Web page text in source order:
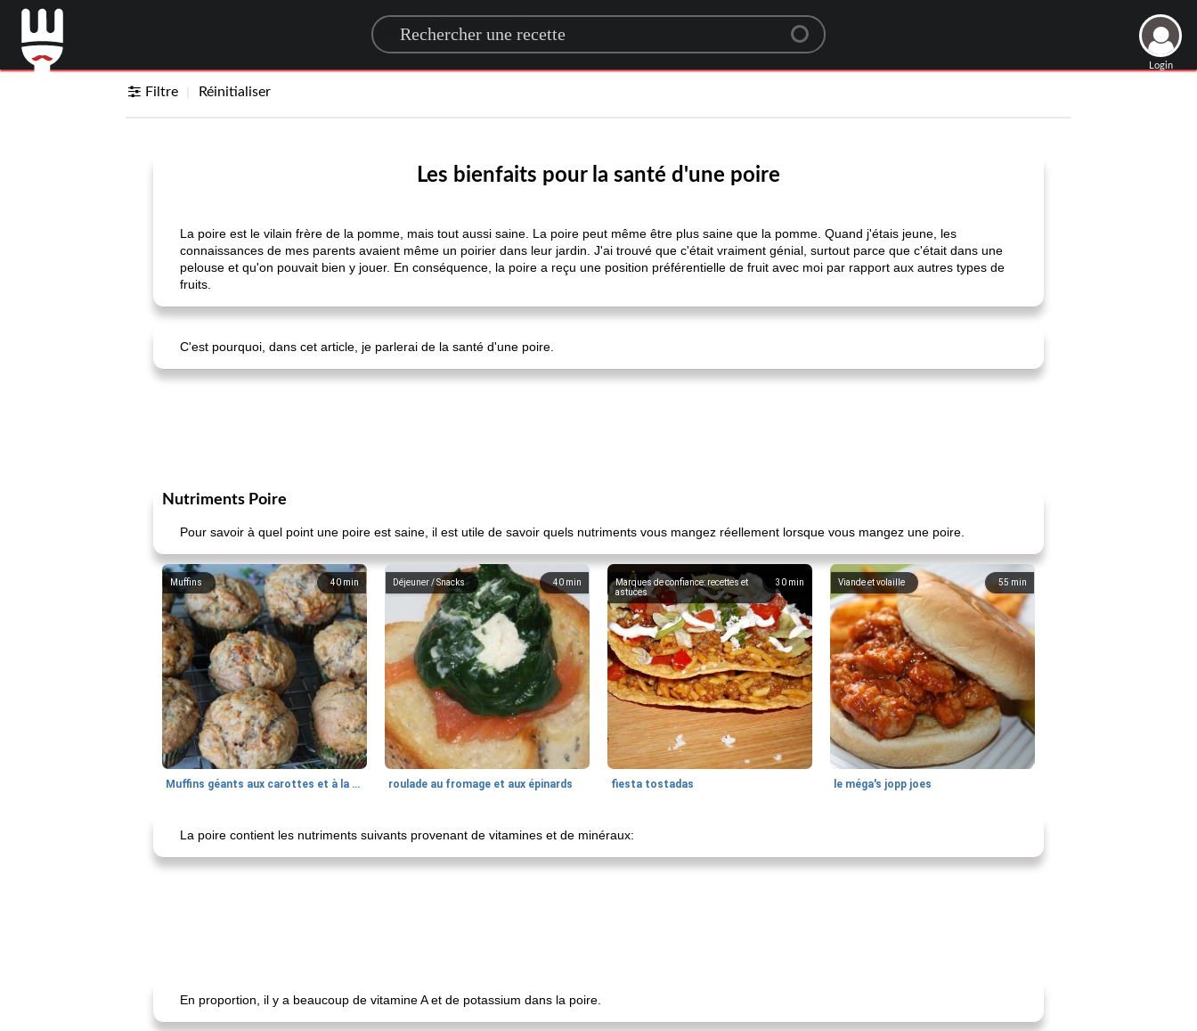
Search for a recipe
Login
Filtre Réinitialiser
Les bienfaits pour la santé d'une poire
La poire est le vilain frère de la pomme, mais tout aussi saine. La poire peut même être plus saine que la pomme. Quand j'étais jeune, les
connaissances de mes parents avaient même un poirier dans leur jardin. J'ai trouvé que c'était vraiment génial, surtout parce que c'était dans une
pelouse et qu'on pouvait bien y jouer. En conséquence, la poire a reçu une position préférentielle de fruit avec moi par rapport aux autres types de
fruits.
C'est pourquoi, dans cet article, je parlerai de la santé d'une poire.
Nutriments Poire
Pour savoir à quel point une poire est saine, il est utile de savoir quels nutriments vous mangez réellement lorsque vous mangez une poire.
40 min
Muffins
Muffins géants aux carottes et à la banane de Nif
40 min
Déjeuner / Snacks
roulade au fromage et aux épinards
30 min
Marques de confiance: recettes et
astuces
fiesta tostadas
55 min
Viande et volaille
le méga's jopp joes
La poire contient les nutriments suivants provenant de vitamines et de minéraux:
En proportion, il y a beaucoup de vitamine A et de potassium dans la poire.